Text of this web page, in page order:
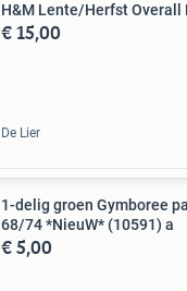
H&M Lente/Herfst Overall
€ 15,00
De Lier
1-delig groen Gymboree
68/74 *NieuW* (10591) a
€ 5,00